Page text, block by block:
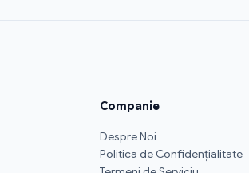
Companie
Despre Noi
Politica de Confidențialitate